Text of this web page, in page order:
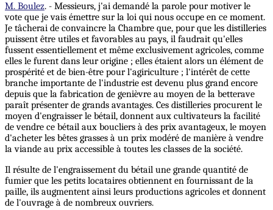
M. Boulez. - Messieurs, j'ai demandé la parole pour motiver le
vote que je vais émettre sur la loi qui nous occupe en ce moment.
Je tâcherai de convaincre la Chambre que, pour que les distilleries
puissent être utiles et favorables au pays, il faudrait qu'elles
fussent essentiellement et même exclusivement agricoles, comme
elles le furent dans leur origine ; elles étaient alors un élément de
prospérité et de bien-être pour l'agiriculture ; l'intérêt de cette
branche importante de l'industrie est devenu plus grand encore
depuis que la fabrication de genièvre au moyen de la betterave
paraît présenter de grands avantages. Ces distilleries procurent le
moyen d'engraisser le bétail, donnent aux cultivateurs la facilité
de vendre ce bétail aux boucliers à des prix avantageux, le moyen
d'acheter les bêtes grasses à un prix modéré de manière à vendre
la viande au prix accessible à toutes les classes de la société.
Il résulte de l'engraissement du bétail une grande quantité de
fumier que les petits locataires obtiennent en fournissant de la
paille, ils augmentent ainsi leurs productions agricoles et donnent
de l'ouvrage à de nombreux ouvriers.